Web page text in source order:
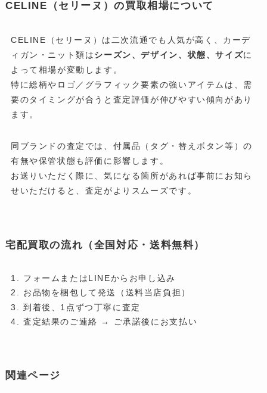
CELINE（セリーヌ）の買取相場について
CELINE（セリーヌ）は二次流通でも人気が高く、カーデ
ィガン・ニット類はシーズン、デザイン、状態、サイズに
よって相場が変動します。
特に総柄やロゴ／グラフィック要素の強いアイテムは、需
要のタイミングが合うと査定評価が伸びやすい傾向があり
ます。
同ブランドの査定では、付属品（タグ・替えボタン等）の
有無や保管状態も評価に影響します。
お送りいただく際に、気になる箇所があれば事前にお知ら
せいただけると、査定がよりスムーズです。
宅配買取の流れ（全国対応・送料無料）
フォームまたはLINEからお申し込み
お品物を梱包して発送（送料当店負担）
到着後、1点ずつ丁寧に査定
査定結果のご連絡 → ご承諾後にお支払い
関連ページ